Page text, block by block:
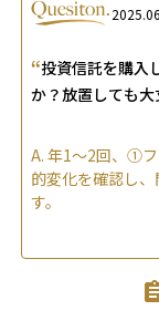
“投資信託を購入
か？放置しても大
A. 年1〜2回、①
的変化を確認し
す。